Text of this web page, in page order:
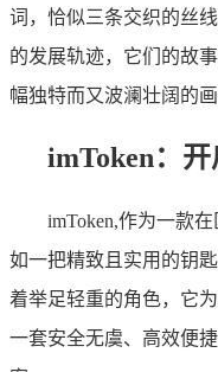
词，恰似三条交织的丝
的发展轨迹，它们的故
幅独特而又波澜壮阔的画
imToken：
imToken,作为一款
如一把精致且实用的钥
着举足轻重的角色，它
一套安全无虞、高效便